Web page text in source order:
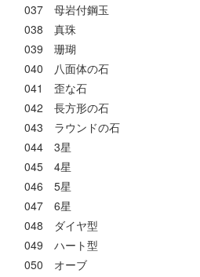
037 母岩付鋼玉
038 真珠
039 珊瑚
040 八面体の石
041 歪な石
042 長方形の石
043 ラウンドの石
044 3星
045 4星
046 5星
047 6星
048 ダイヤ型
049 ハート型
050 オーブ